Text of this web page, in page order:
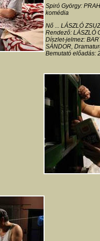
Spiró György: PRAH
komédia
Nő ... LÁSZLÓ
Rendező: LÁSZLÓ
Díszlet-jelmez:
SÁNDOR,
Bemutató előadás: